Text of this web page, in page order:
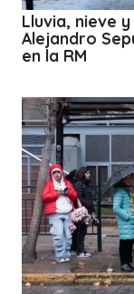
Lluvia, nieve
Alejandro
en la RM